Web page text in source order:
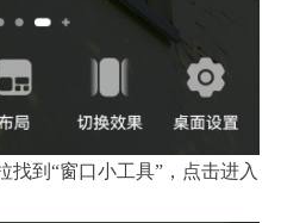
找到“窗口小工具”，点击进入